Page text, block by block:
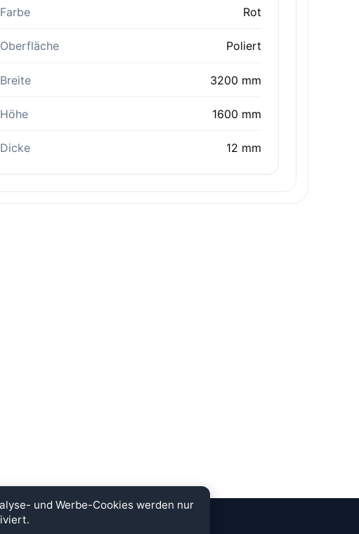
Farbe Rot
Oberfläche Poliert
Breite 3200 mm
Höhe 1600 mm
Dicke 12 mm
und Werbe-Cookies werden nur